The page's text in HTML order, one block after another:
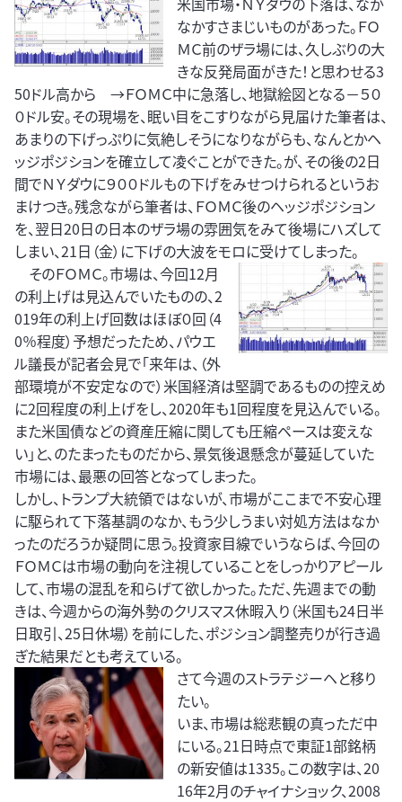
なかすさまじいものがあった。ＦＯ
ＭＣ前のザラ場には、久しぶりの大
きな反発局面がきた！と思わせる3
50ドル高から →ＦＯＭＣ中に急落し、地獄絵図となる－５０
０ドル安。その現場を、眠い目をこすりながら見届けた筆者は、
あまりの下げっぷりに気絶しそうになりながらも、なんとかヘ
ッジポジションを確立して凌ぐことができた。が、その後の2日
間でＮＹダウに９００ドルもの下げをみせつけられるというお
まけつき。残念ながら筆者は、ＦＯＭＣ後のヘッジポジション
を、翌日20日の日本のザラ場の雰囲気をみて後場にハズして
しまい、21日（金）に下げの大波をモロに受けてしまった。
そのＦＯＭＣ。市場は、今回12月
の利上げは見込んでいたものの、2
019年の利上げ回数はほぼ０回（4
0％程度）予想だったため、パウエ
ル議長が記者会見で「来年は、（外
部環境が不安定なので）米国経済は堅調であるものの控えめ
に2回程度の利上げをし、2020年も1回程度を見込んでいる。
また米国債などの資産圧縮に関しても圧縮ペースは変えな
い」と、のたまったものだから、景気後退懸念が蔓延していた
市場には、最悪の回答となってしまった。
しかし、トランプ大統領ではないが、市場がここまで不安心理
に駆られて下落基調のなか、もう少しうまい対処方法はなか
ったのだろうか疑問に思う。投資家目線でいうならば、今回の
ＦＯＭＣは市場の動向を注視していることをしっかりアピール
して、市場の混乱を和らげて欲しかった。ただ、先週までの動
きは、今週からの海外勢のクリスマス休暇入り（米国も24日半
日取引、25日休場）を前にした、ポジション調整売りが行き過
ぎた結果だとも考えている。
さて今週のストラテジーヘと移り
たい。
いま、市場は総悲観の真っただ中
にいる。21日時点で東証1部銘柄
の新安値は1335。この数字は、20
16年2月のチャイナショック、2008